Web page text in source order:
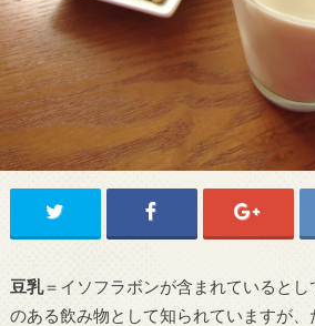
豆乳＝イソフラボンが含まれているとし
のある飲み物として知られていますが